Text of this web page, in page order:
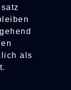
als